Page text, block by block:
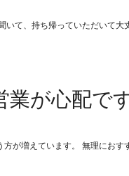
いて、持ち帰っていただいて大
業が心配で
が増えています。 無理にお